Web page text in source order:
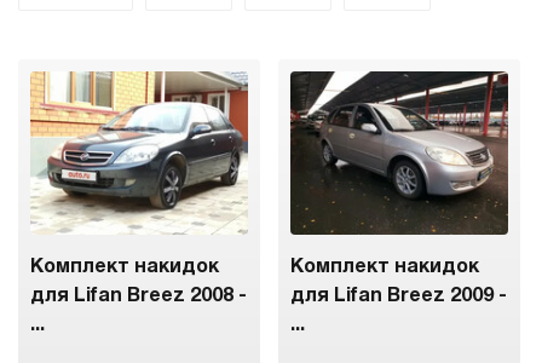
Комплект накидок
для Lifan Breez 2008 -
...
Комплект накидок
для Lifan Breez 2009 -
...